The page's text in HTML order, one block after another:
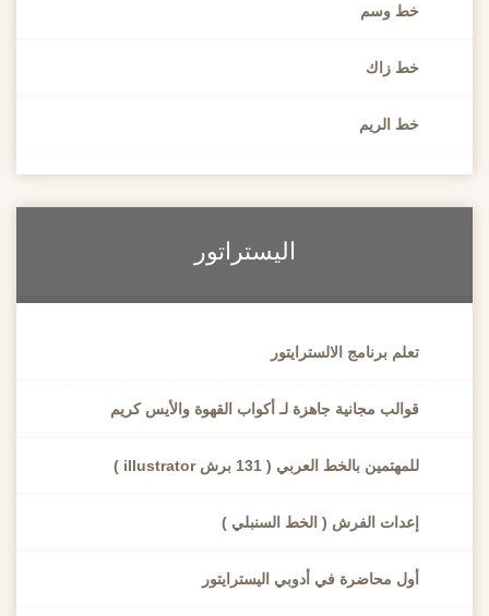
خط وسم
خط زاك
خط الريم
اليستراتور
تعلم برنامج الالسترايتور
قوالب مجانية جاهزة لـ أكواب القهوة والأيس كريم
للمهتمين بالخط العربي ( 131 برش illustrator )
إعدات الفرش ( الخط السنبلي )
أول محاضرة في أدوبي اليسترايتور